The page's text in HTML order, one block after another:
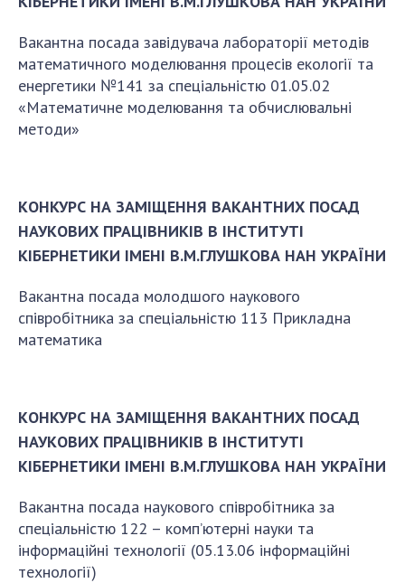
ДОСЛІДЖЕННЯ
Напрямки дослідження
Проекти
ПІДРОЗДІЛИ
Відділення математичної кібернетики та
Відділення комп'ютерних засобів і систем
Науково-організаційні та допоміжні підрозділи
Співробітники
Абітуруєнтам
Документи
Аспірантура
Докторантура
Науково-методична рада
КОНТАКТИ
Вакантна посада завідувача лабораторії методів
математичного моделювання процесів екології та
енергетики №141 за спеціальністю 01.05.02
«Математичне моделювання та обчислювальні
методи»
КОНКУРС НА ЗАМІЩЕННЯ ВАКАНТНИХ ПОСАД
НАУКОВИХ ПРАЦІВНИКІВ В ІНСТИТУТІ
КІБЕРНЕТИКИ ІМЕНІ В.М.ГЛУШКОВА НАН УКРАЇНИ
Вакантна посада молодшого наукового
співробітника за спеціальністю 113 Прикладна
математика
КОНКУРС НА ЗАМІЩЕННЯ ВАКАНТНИХ ПОСАД
НАУКОВИХ ПРАЦІВНИКІВ В ІНСТИТУТІ
КІБЕРНЕТИКИ ІМЕНІ В.М.ГЛУШКОВА НАН УКРАЇНИ
Вакантна посада наукового співробітника за
спеціальністю 122 – комп’ютерні науки та
інформаційні технології (05.13.06 інформаційні
технології)